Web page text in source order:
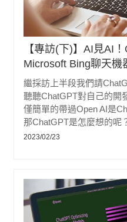
【專訪(下)】AI見AI
Microsoft Bing聊天機
繼採訪上半段我們請
聽聽ChatGPT對自己的開
僅簡單的帶過Open AI是
那ChatGPT是怎麼想的呢
2023/02/23